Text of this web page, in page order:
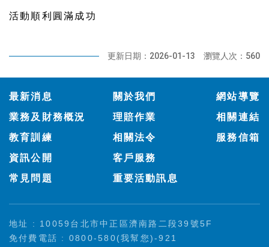
活動順利圓滿成功
更新日期：2026-01-13 瀏覽人次：560
最新消息
關於我們
業務及財務概況
理賠作業
教育訓練
相關法令
資訊公開
客戶服務
常見問題
重要活動訊息
網站導覽
相關連結
服務信箱
地址 : 10059台北市中正區濟南路二段39號5F
免付費電話 : 0800-580(我幫您)-921